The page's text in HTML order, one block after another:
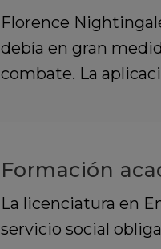
Florence
debía en gran
combate. La
Formación
La licenciatura en
servicio social